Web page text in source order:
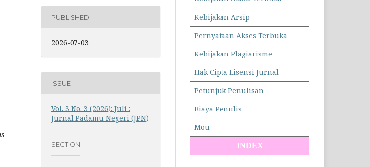
PUBLISHED
2026-07-03
ISSUE
Vol. 3 No. 3 (2026): Juli :
Jurnal Padamu Negeri (JPN)
SECTION
Kebijakan Arsip
Pernyataan Akses Terbuka
Kebijakan Plagiarisme
Hak Cipta Lisensi Jurnal
Petunjuk Penulisan
Biaya Penulis
Mou
INDEX